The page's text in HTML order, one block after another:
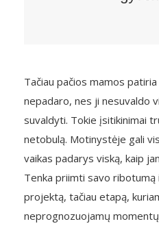
Tačiau pačios mamos
nepadaro, nes ji nesuvaldo
suvaldyti. Tokie įsitikinimai
netobulą. Motinystėje gali
vaikas padarys viską, kaip
Tenka priimti savo
projektą, tačiau etapą,
neprognozuojamų